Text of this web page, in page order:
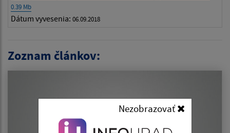
Nezobrazovať
0.39 Mb
Dátum vyvesenia: 06.09.2018
Zoznam článkov: